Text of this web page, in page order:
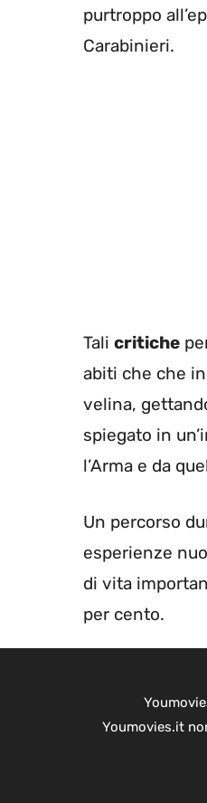
purtroppo
Carabinieri.
Tali critiche
abiti che che
velina,
spiegato in
l’Arma e da
Un percorso
esperienze
di vita
per cento.
Youmovies.it